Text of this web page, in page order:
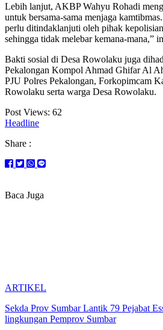
Lebih lanjut, AKBP Wahyu Rohadi
untuk bersama-sama menjaga
perlu ditindaklanjuti oleh pihak
sehingga tidak melebar kemana-mana,”
Bakti sosial di Desa Rowolaku juga
Pekalongan Kompol Ahmad Ghifar Al
PJU Polres Pekalongan, Forkopimcam
Rowolaku serta warga Desa Rowolaku.
Post Views: 62
Headline
Share :
Baca Juga
ARTIKEL
Sekda Prov Sumbar Lantik 79 Pejabat
lingkungan Pemprov Sumbar